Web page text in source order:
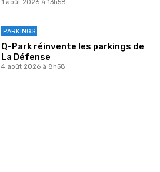
1 août 2026 à 13h58
PARKINGS
Q-Park réinvente les parkings de
La Défense
4 août 2026 à 8h58